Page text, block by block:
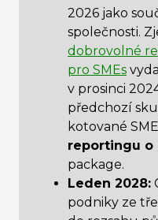
2026 jako
společnosti.
dobrovolné
pro SMEs
v prosinci
předchozí
kotované
reportingu o
package.
Leden 2028:
podniky ze